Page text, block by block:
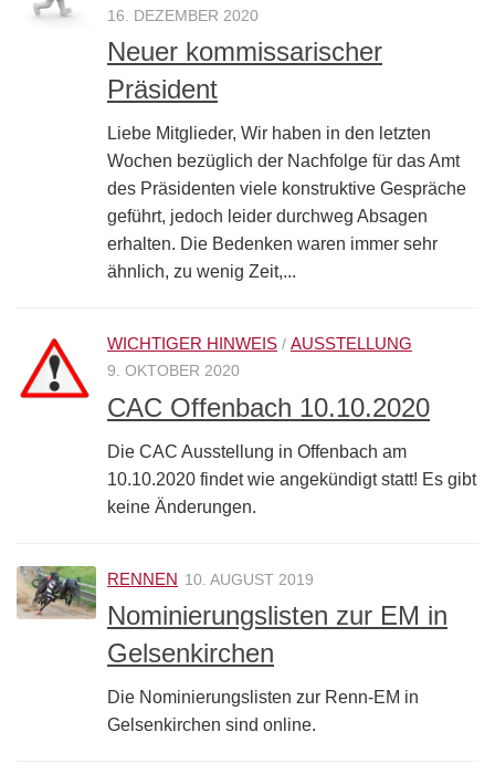
16. DEZEMBER 2020
Neuer kommissarischer
Präsident
Liebe Mitglieder, Wir haben in den letzten
Wochen bezüglich der Nachfolge für das Amt
des Präsidenten viele konstruktive Gespräche
geführt, jedoch leider durchweg Absagen
erhalten. Die Bedenken waren immer sehr
ähnlich, zu wenig Zeit,...
WICHTIGER HINWEIS / AUSSTELLUNG
9. OKTOBER 2020
CAC Offenbach 10.10.2020
Die CAC Ausstellung in Offenbach am
10.10.2020 findet wie angekündigt statt! Es gibt
keine Änderungen.
RENNEN 10. AUGUST 2019
Nominierungslisten zur EM in
Gelsenkirchen
Die Nominierungslisten zur Renn-EM in
Gelsenkirchen sind online.